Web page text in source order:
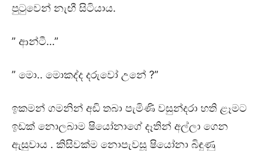
පුටුවෙන් නැඟී සිටියාය.
” ආන්ටී…”
” මො.. මොකද්ද දරුවෝ උනේ ?”
ඉකමන් ගමනින් අඩි තබා පැමිණි වසුන්දරා හති ළෑමට
ඉඩක් නොලබාම ෂියෝනාගේ දෑතින් අල්ලා ගෙන
ඇසුවාය . කිසිවක්ම නොපැවසූ ෂියෝනා බිඳුණු